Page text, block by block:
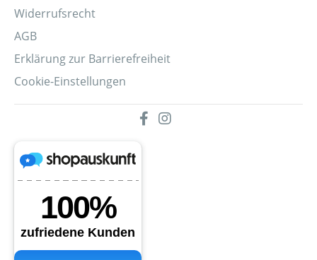
Widerrufsrecht
AGB
Erklärung zur Barrierefreiheit
Cookie-Einstellungen